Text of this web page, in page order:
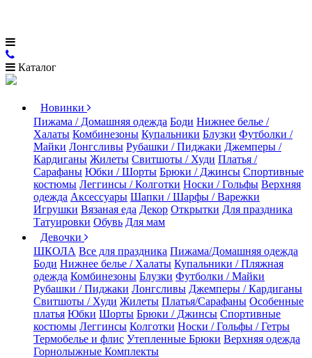
Каталог
Новинки
Пижама / Домашняя одежда Боди Нижнее белье /
Халаты Комбинезоны Купальники Блузки Футболки /
Майки Лонгсливы Рубашки / Пиджаки Джемперы /
Кардиганы Жилеты Свитшоты / Худи Платья /
Сарафаны Юбки / Шорты Брюки / Джинсы Спортивные
костюмы Леггинсы / Колготки Носки / Гольфы Верхняя
одежда Аксессуары Шапки / Шарфы / Варежки
Игрушки Вязаная еда Декор Открытки Для праздника
Татуировки Обувь Для мам
Девочки
ШКОЛА Все для праздника Пижама/Домашняя одежда
Боди Нижнее белье / Халаты Купальники / Пляжная
одежда Комбинезоны Блузки Футболки / Майки
Рубашки / Пиджаки Лонгсливы Джемперы / Кардиганы
Свитшоты / Худи Жилеты Платья/Сарафаны Особенные
платья Юбки Шорты Брюки / Джинсы Спортивные
костюмы Леггинсы Колготки Носки / Гольфы / Гетры
Термобелье и флис Утепленные Брюки Верхняя одежда
Горнолыжные Комплекты